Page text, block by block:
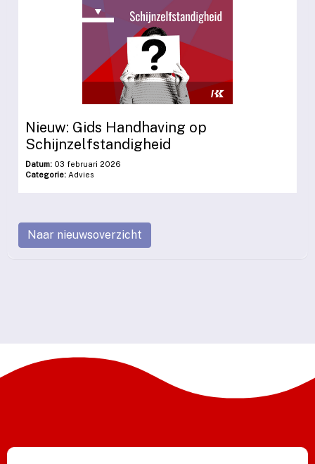
Nieuw: Gids Handhaving op
Schijnzelfstandigheid
Datum: 03 februari 2026
Categorie: Advies
Naar nieuwsoverzicht